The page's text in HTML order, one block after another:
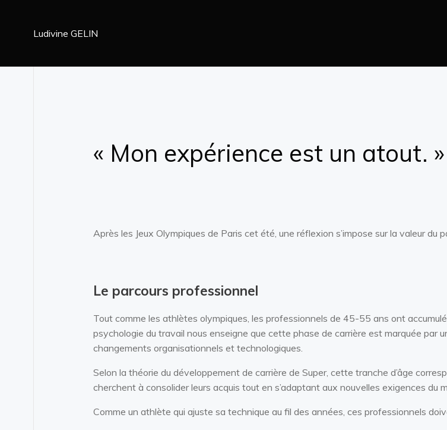
Ludivine GELIN
« Mon expérience est un atout. »
Après les Jeux Olympiques de Paris cet été, une réflexion s’impose sur la valeur du
Le parcours professionnel
Tout comme les athlètes olympiques, les professionnels de 45-55 ans ont
psychologie du travail nous enseigne que cette phase de carrière est marquée par
changements organisationnels et technologiques.
Selon la théorie du développement de carrière de Super, cette tranche d’âge
cherchent à consolider leurs acquis tout en s’adaptant aux nouvelles exigences du
Comme un athlète qui ajuste sa technique au fil des années, ces professionnels